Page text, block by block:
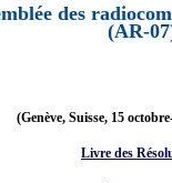
des
(AR-
(Genève, Suisse, 15
Livre des